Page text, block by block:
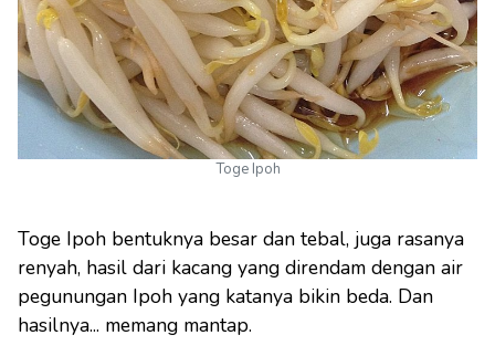
Toge Ipoh
Toge Ipoh bentuknya besar dan tebal, juga rasanya
renyah, hasil dari kacang yang direndam dengan air
pegunungan Ipoh yang katanya bikin beda. Dan
hasilnya... memang mantap.